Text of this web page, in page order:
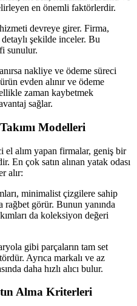
en önemli faktörlerdir.
devreye girer. Firma,
şekilde inceler. Bu
sunulur.
nakliye ve ödeme süreci
evden alınır ve ödeme
zaman kaybetmek
sağlar.
Modelleri
alım yapan firmalar, geniş bir
En çok satın alınan yatak odası
alır:
minimalist çizgilere sahip
görür. Bunun yanında
da koleksiyon değeri
gibi parçaların tam set
Ayrıca markalı ve az
daha hızlı alıcı bulur.
Alma Kriterleri